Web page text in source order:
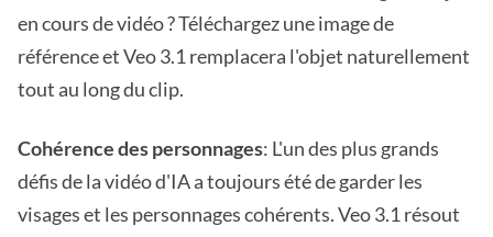
en cours de vidéo ? Téléchargez une image de
référence et Veo 3.1 remplacera l'objet naturellement
tout au long du clip.
Cohérence des personnages: L'un des plus grands
défis de la vidéo d'IA a toujours été de garder les
visages et les personnages cohérents. Veo 3.1 résout